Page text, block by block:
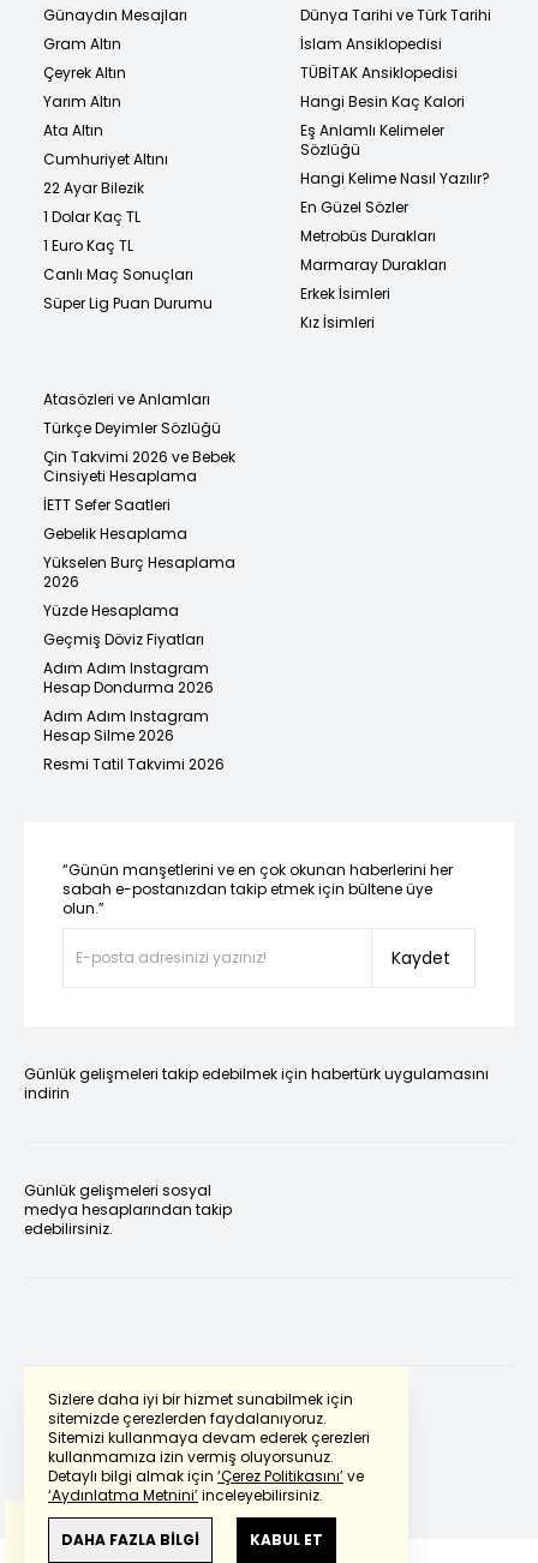
Sizlere daha iyi bir hizmet sunabilmek için
sitemizde çerezlerden faydalanıyoruz.
Sitemizi kullanmaya devam ederek çerezleri
kullanmamıza izin vermiş oluyorsunuz.
Detaylı bilgi almak için ‘Çerez Politikasını’ve
‘Aydınlatma Metnini’inceleyebilirsiniz.
DAHA FAZLA BİLGİ KABUL ET
Günaydın Mesajları
Gram Altın
Çeyrek Altın
Yarım Altın
Ata Altın
Cumhuriyet Altını
22 Ayar Bilezik
1 Dolar Kaç TL
1 Euro Kaç TL
Canlı Maç Sonuçları
Süper Lig Puan Durumu
Dünya Tarihi ve Türk Tarihi
İslam Ansiklopedisi
TÜBİTAK Ansiklopedisi
Hangi Besin Kaç Kalori
Eş Anlamlı Kelimeler
Sözlüğü
Hangi Kelime Nasıl Yazılır?
En Güzel Sözler
Metrobüs Durakları
Marmaray Durakları
Erkek İsimleri
Kız İsimleri
Atasözleri ve Anlamları
Türkçe Deyimler Sözlüğü
Çin Takvimi 2026 ve Bebek
Cinsiyeti Hesaplama
İETT Sefer Saatleri
Gebelik Hesaplama
Yükselen Burç Hesaplama
2026
Yüzde Hesaplama
Geçmiş Döviz Fiyatları
Adım Adım Instagram
Hesap Dondurma 2026
Adım Adım Instagram
Hesap Silme 2026
Resmi Tatil Takvimi 2026
“Günün manşetlerini ve en çok okunan haberlerini her
sabah e-postanızdan takip etmek için bültene üye
olun.”
Kaydet
Günlük gelişmeleri takip edebilmek için habertürk uygulamasını
indirin
Günlük gelişmeleri sosyal
medya hesaplarından takip
edebilirsiniz.
Powered by Translate
Bu çevirideGoogle Transletekullanılmıştır.
Anlam ve çeviri hatalarından
haberturk.com
sorumlu değildir.